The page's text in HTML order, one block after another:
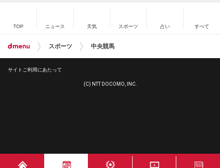
TOP ニュース 天気 スポーツ 占い すべて
スポーツ 中央競馬
サイトご利用にあたって
(C) NTT DOCOMO, INC.